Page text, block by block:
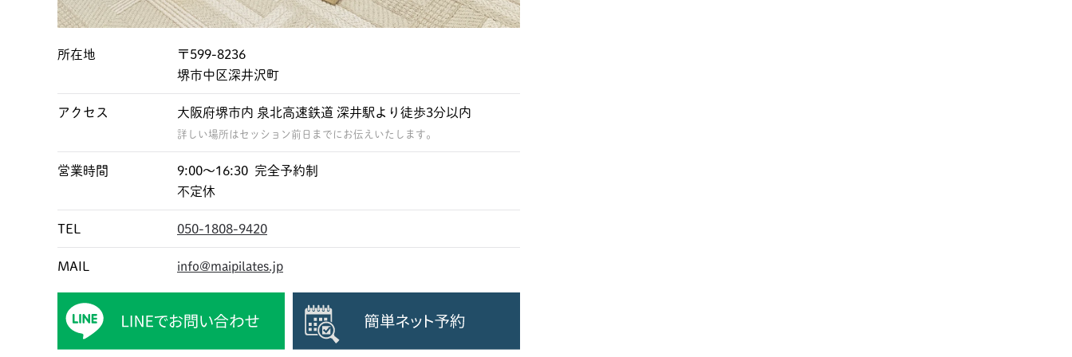
所在地
〒599-8236
堺市中区深井沢町
アクセス 大阪府堺市内 泉北高速鉄道 深井駅より徒歩3分以内
詳しい場所はセッション前日までにお伝えいたします。
営業時間
9:00〜16:30 完全予約制
不定休
TEL 050-1808-9420
MAIL info@maipilates.jp